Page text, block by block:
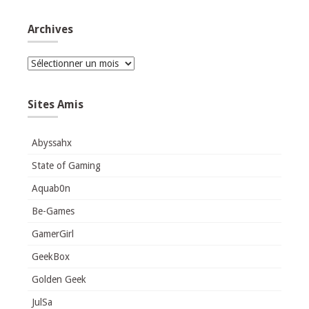
Archives
Archives
Sites Amis
Abyssahx
State of Gaming
Aquab0n
Be-Games
GamerGirl
GeekBox
Golden Geek
JulSa